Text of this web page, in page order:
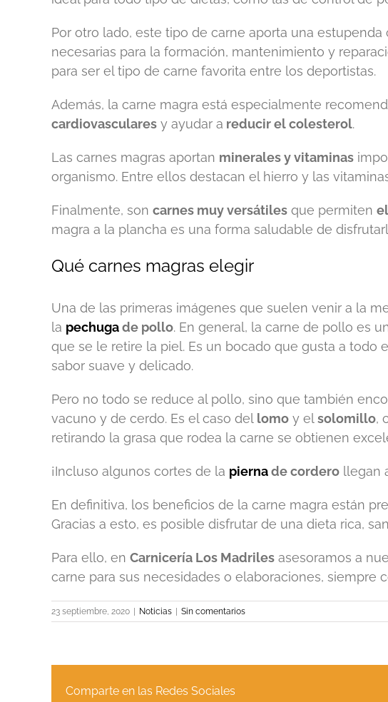
Por otro lado, este tipo de carne aporta una estupenda
necesarias para la formación, mantenimiento y
para ser el tipo de carne favorita entre los deportistas.
Además, la carne magra está especialmente
cardiovasculares y ayudar a reducir el colesterol.
Las carnes magras aportan minerales y vitaminas
organismo. Entre ellos destacan el hierro y las
Finalmente, son carnes muy versátiles que permiten
magra a la plancha es una forma saludable de
Qué carnes magras elegir
Una de las primeras imágenes que suelen venir a la
la pechugade pollo. En general, la carne de pollo es
que se le retire la piel. Es un bocado que gusta a todo
sabor suave y delicado.
Pero no todo se reduce al pollo, sino que también
vacuno y de cerdo. Es el caso del lomo y elsolomillo,
retirando la grasa que rodea la carne se obtienen
¡Incluso algunos cortes de la piernade cordero llegan
En definitiva, los beneficios de la carne magra están
Gracias a esto, es posible disfrutar de una dieta rica,
Para ello, en Carnicería Los Madriles asesoramos a
carne para sus necesidades o elaboraciones, siempre
23 septiembre, 2020 | Noticias | Sin comentarios
Comparte en las Redes Sociales